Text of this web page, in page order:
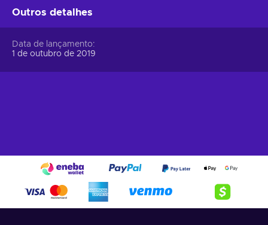
Outros detalhes
Data de lançamento
1 de outubro de 2019